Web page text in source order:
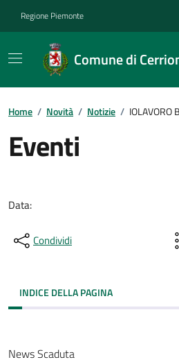
Regione Piemonte
Comune di
Home / Novità / Notizie / IOLAVORO
Eventi
Data:
Condividi
INDICE DELLA PAGINA
News Scaduta